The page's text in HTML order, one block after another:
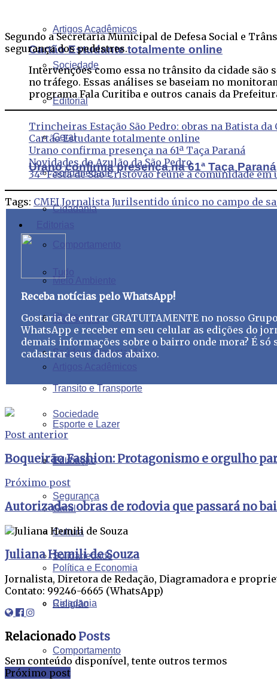
Artigos Acadêmicos
Sociedade
Editorial
Geral
Solidariedade
Cidadania
Comportamento
Meio Ambiente
Obras
Saúde e Alimentação
Transito e Transporte
Esporte e Lazer
Educação
Segurança
Cultura
Política e Economia
Religião
Cartão Estudante totalmente online
Urano confirma presença na 61ª Taça Paraná
Editorias
Tudo
Tecnologia
Artigos Acadêmicos
Sociedade
Editorial
Geral
Solidariedade
Cidadania
Comportamento
Segundo a Secretaria Municipal de Defesa Social e
segurança dos pedestres.
Intervenções como essa no trânsito da cidade são
no tráfego. Essas análises se baseiam no
programa Fala Curitiba e outros canais da
Trincheiras Estação São Pedro: obras na Batista
Cartão Estudante totalmente online
Urano confirma presença na 61ª Taça Paraná
Novidades do Azulão da São Pedro
34ª Festa de São Cristóvão reúne a comunidade
Tags: CMEI Jornalista Jurilsentido único no campo de
Receba notícias pelo WhatsApp!
Gostaria de entrar GRATUITAMENTE no nosso
WhatsApp e receber em seu celular as edições do
demais informações sobre o bairro onde mora? É só
cadastrar seus dados abaixo.
Post anterior
Boqueirão Fashion: Protagonismo e orgulho
Próximo post
Autorizadas obras de rodovia que passará no
Juliana Hemili de Souza
Jornalista, Diretora de Redação, Diagramadora e
Contato: 99246-6665 (WhatsApp)
Relacionado Posts
Sem conteúdo disponível, tente outros termos
Próximo post